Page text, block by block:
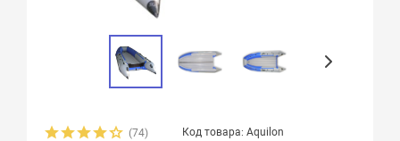
(74) Код товара: Aquilon